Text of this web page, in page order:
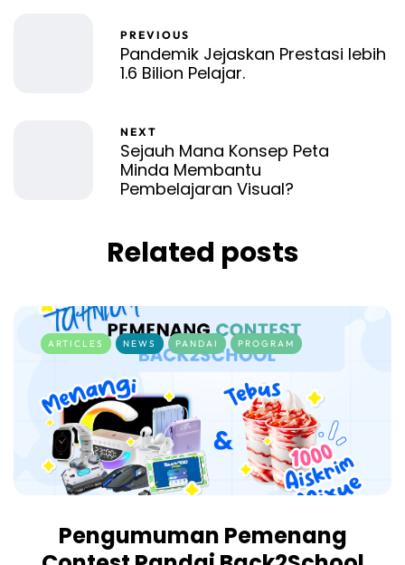
PREVIOUS
Pandemik Jejaskan Prestasi lebih
1.6 Bilion Pelajar.
NEXT
Sejauh Mana Konsep Peta
Minda Membantu
Pembelajaran Visual?
Related posts
ARTICLES NEWS PANDAI PROGRAM
Pengumuman Pemenang